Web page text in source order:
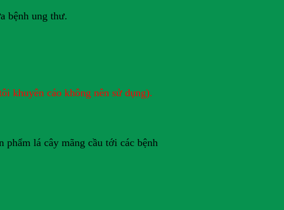
bệnh ung thư.
khuyên cáo không nên sử dụng).
lá cây mãng cầu tới các bệnh